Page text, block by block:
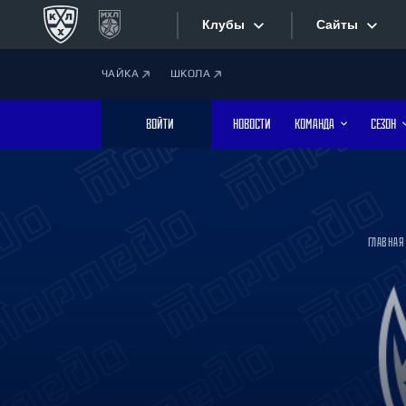
Клубы
Дивизион Боброва
Лада
Сайты
Фотобанк
ЧАЙКА ШКОЛА
ВОЙТИ НОВОСТИ КОМАНДА СЕЗОН
ГЛАВНАЯ